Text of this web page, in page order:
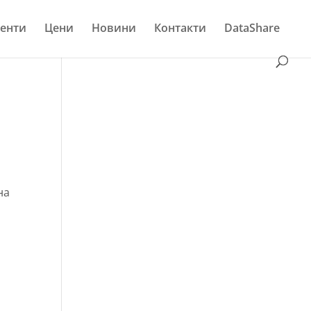
Цени Новини Контакти DataShare